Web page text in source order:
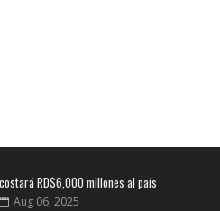
RD$6,000 millones al país
Aug 06, 2025